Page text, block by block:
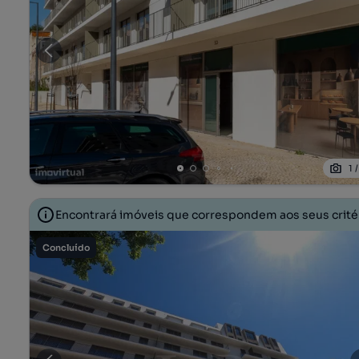
1
Encontrará imóveis que correspondem aos seus
Concluído